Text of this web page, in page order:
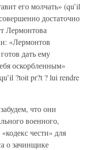
его молчать» (qu’il
достаточно
Лермонтова
«Лермонтов
дать ему
оскорбленным»
?toit pr?t ? lui rendre
что они
военного,
чести» для
о зачинщике